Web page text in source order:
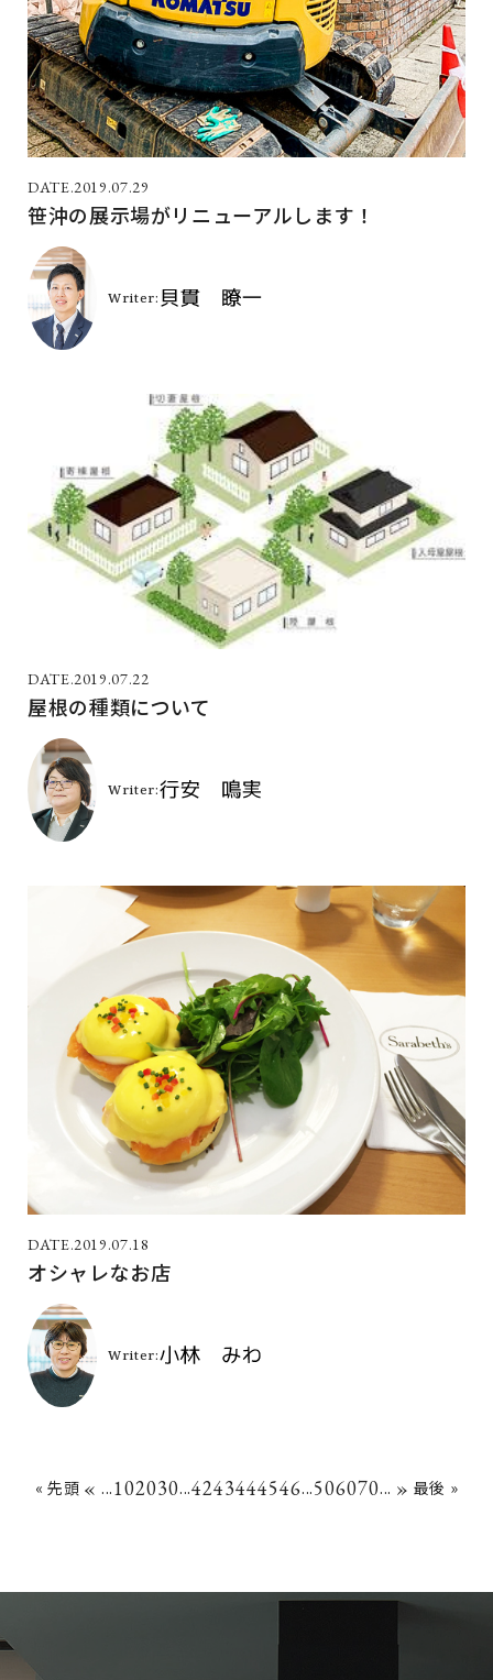
2019.07.29
笹沖の展示場がリニューアルします！
2019.07.22
屋根の種類について
2019.07.18
オシャレなお店
« 先頭 « ...102030...4243444546...506070... » 最後 »